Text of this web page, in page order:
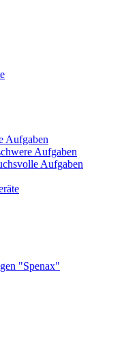
Aufgaben
Aufgaben
Aufgaben
"Spenax"